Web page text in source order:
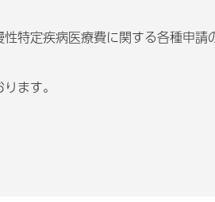
特定疾病医療費に関する各種申請
ます。